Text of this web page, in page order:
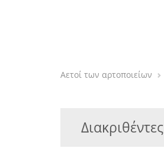
Αετοί των αρτοποιείων
Διακριθέντες